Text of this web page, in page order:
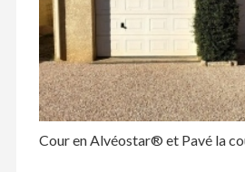
Cour en Alvéostar® et Pavé la